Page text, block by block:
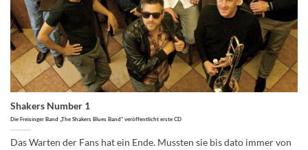
Shakers Number 1
Die Freisinger Band „The Shakers Blues Band“ veröffentlicht erste CD
Das Warten der Fans hat ein Ende. Mussten sie bis dato immer von